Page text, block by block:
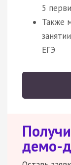
5
Также
ЕГЭ
демо-